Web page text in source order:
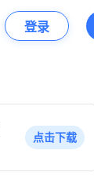
登录
点击下载